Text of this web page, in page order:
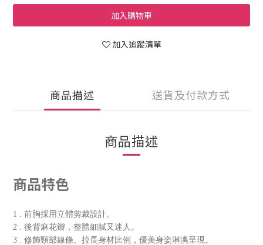
加入購物車
加入追蹤清單
商品描述 送貨及付款方式
商品描述
商品特色
1 . 前胸採用立體剪裁設計。
2 . 後背麻花辮，整體細膩又迷人。
3 . 修飾頸部線條、拉長身材比例，優美身姿淋漓呈現。